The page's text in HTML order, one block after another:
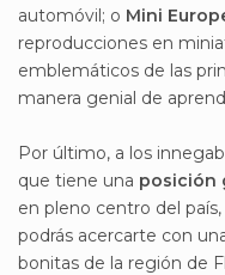
automóvil; o Mini
reproducciones en
emblemáticos de las
manera genial de
Por último, a los
que tiene una posición
en pleno centro del
podrás acercarte con
bonitas de la región de